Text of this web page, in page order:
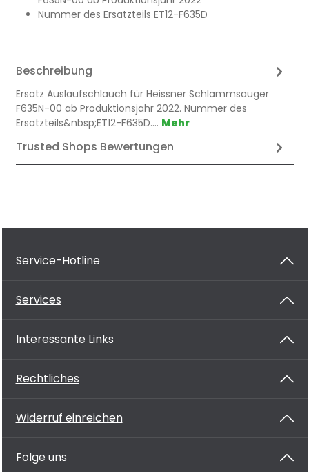
Nummer des Ersatzteils ET12-F635D
Beschreibung
Ersatz Auslaufschlauch für Heissner Schlammsauger
F635N-00 ab Produktionsjahr 2022. Nummer des
Ersatzteils&nbsp;ET12-F635D.… Mehr
Trusted Shops Bewertungen
Service-Hotline
Services
Interessante Links
Rechtliches
Widerruf einreichen
Folge uns